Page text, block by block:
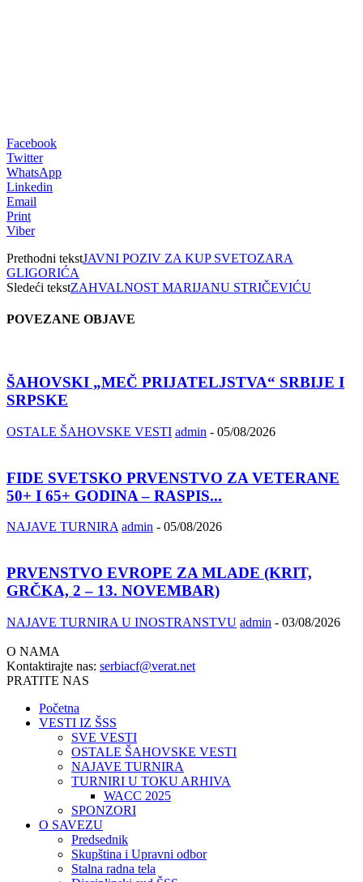
Facebook
Twitter
WhatsApp
Linkedin
Email
Print
Viber
Prethodni tekstJAVNI POZIV ZA KUP SVETOZARA
GLIGORIĆA
Sledeći tekstZAHVALNOST MARIJANU STRIČEVIĆU
POVEZANE OBJAVE
ŠAHOVSKI „MEČ PRIJATELJSTVA“ SRBIJE I
SRPSKE
OSTALE ŠAHOVSKE VESTI admin - 05/08/2026
FIDE SVETSKO PRVENSTVO ZA VETERANE
50+ I 65+ GODINA – RASPIS...
NAJAVE TURNIRA admin - 05/08/2026
PRVENSTVO EVROPE ZA MLADE (KRIT,
GRČKA, 2 – 13. NOVEMBAR)
NAJAVE TURNIRA U INOSTRANSTVU admin - 03/08/2026
O NAMA
Kontaktirajte nas: serbiacf@verat.net
PRATITE NAS
Početna
VESTI IZ ŠSS
SVE VESTI
OSTALE ŠAHOVSKE VESTI
NAJAVE TURNIRA
TURNIRI U TOKU ARHIVA
WACC 2025
SPONZORI
O SAVEZU
Predsednik
Skupština i Upravni odbor
Stalna radna tela